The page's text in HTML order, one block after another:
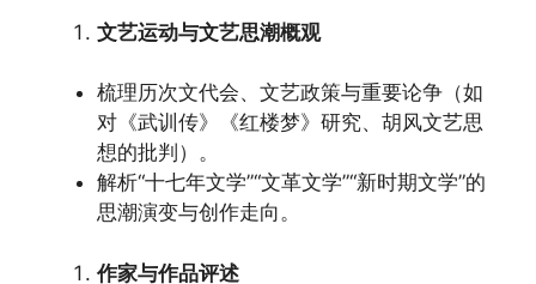
文艺运动与文艺思潮概观
梳理历次文代会、文艺政策与重要论争（如
对《武训传》《红楼梦》研究、胡风文艺思
想的批判）。
解析“十七年文学”“文革文学”“新时期文学”的
思潮演变与创作走向。
作家与作品评述